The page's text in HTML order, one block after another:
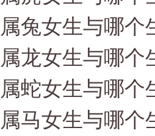
属兔女生与哪个
属龙女生与哪个
属蛇女生与哪个
属马女生与哪个